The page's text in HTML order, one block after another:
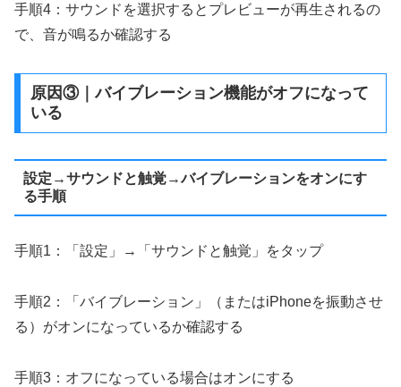
手順4：サウンドを選択するとプレビューが再生されるの
で、音が鳴るか確認する
原因③｜バイブレーション機能がオフになって
いる
設定→サウンドと触覚→バイブレーションをオンにす
る手順
手順1：「設定」→「サウンドと触覚」をタップ
手順2：「バイブレーション」（またはiPhoneを振動させ
る）がオンになっているか確認する
手順3：オフになっている場合はオンにする